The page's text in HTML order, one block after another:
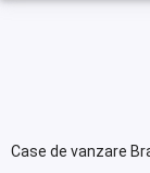
Case de vanzare